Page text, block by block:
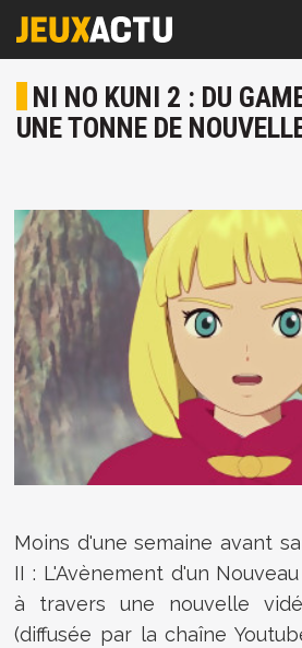
NI NO KUNI 2 : DU
UNE TONNE DE
Moins d'une semaine avant
II : L'Avènement d'un
à travers une nouvelle
(diffusée par la chaîne